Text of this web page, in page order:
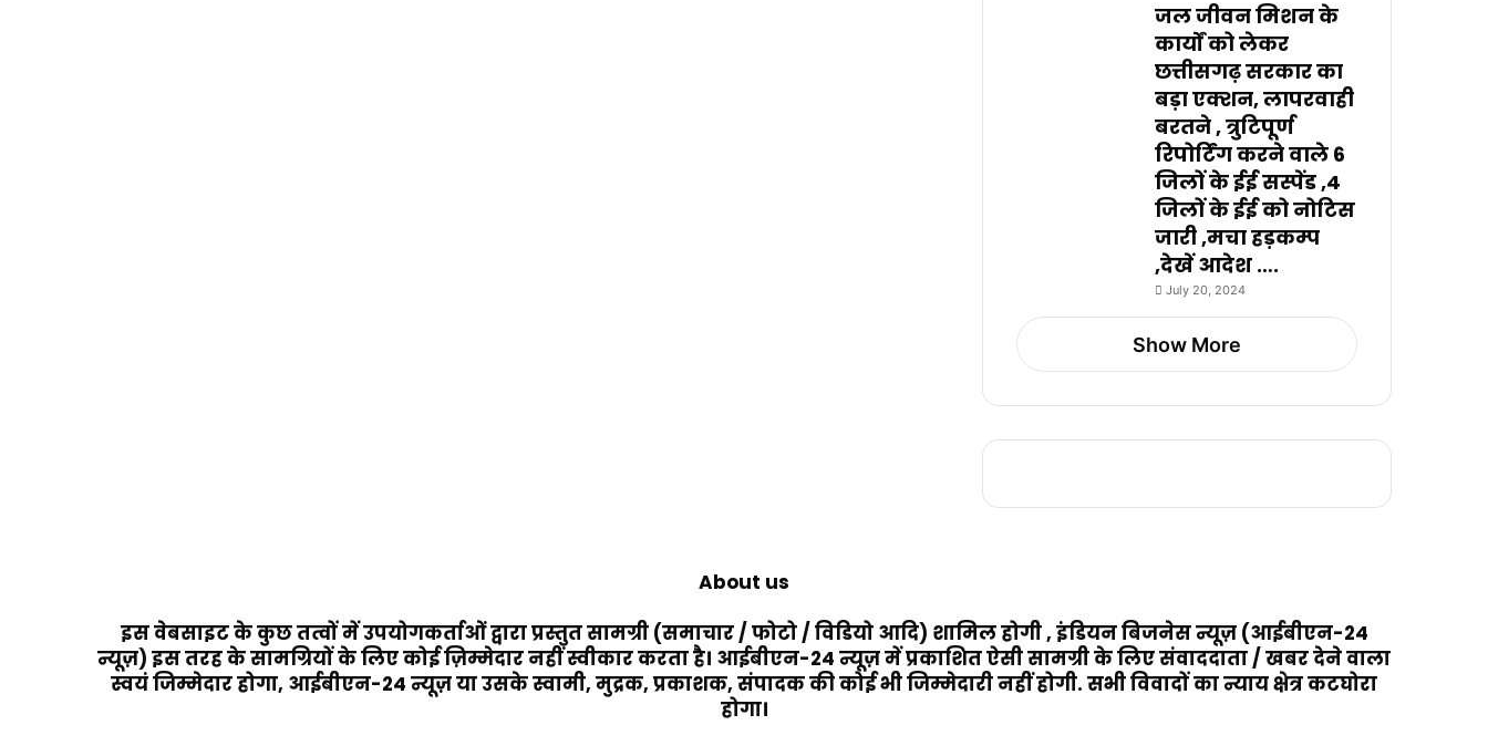
जल जीवन मिशन के
कार्यों को लेकर
छत्तीसगढ़ सरकार का
बड़ा एक्शन, लापरवाही
बरतने , त्रुटिपूर्ण
रिपोर्टिंग करने वाले 6
जिलों के ईई सस्पेंड ,4
जिलों के ईई को नोटिस
जारी ,मचा हड़कम्प
,देखें आदेश ….
July 20, 2024
Show More
About us
इस वेबसाइट के कुछ तत्वों में उपयोगकर्ताओं द्वारा प्रस्तुत सामग्री (समाचार / फोटो / विडियो आदि) शामिल होगी , इंडियन बिजनेस न्यूज़ (आईबीएन-24
न्यूज़) इस तरह के सामग्रियों के लिए कोई ज़िम्मेदार नहीं स्वीकार करता है। आईबीएन-24 न्यूज़ में प्रकाशित ऐसी सामग्री के लिए संवाददाता / खबर देने वाला
स्वयं जिम्मेदार होगा, आईबीएन-24 न्यूज़ या उसके स्वामी, मुद्रक, प्रकाशक, संपादक की कोई भी जिम्मेदारी नहीं होगी. सभी विवादों का न्याय क्षेत्र कटघोरा
होगा।